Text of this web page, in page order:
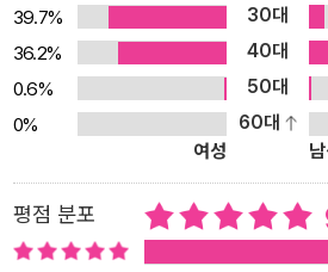
하고 싶은 학교 단거리 대표 선수인 준호
을 이루지 못하자 그들만의 주법(走法)을
품은 매우 압축적인 문장과 서사로 절제
설정이나 구성에서 작가의 개성이 돋보인
할머니의 남자 친구로 개성과 활력이 넘치
시켜 이야기에 재미를 더했고, 「친구」는
아이의 우정을 섬세하게 그림으로써 주제
장애아를 소재로 작품을 쓸 때는 인정에
39.7%
30대
36.2%
40대
0.6%
50대
0%
60대
여성
평점 분포